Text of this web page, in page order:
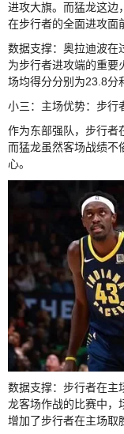
进攻大旗。而猛龙这边
在步行者的全面进攻面
数据支撑：奥拉迪波在
为步行者进攻端的重要
场均得分分别为23.8分
小三：主场优势：步行
作为东部强队，步行者
而猛龙虽然客场战绩不
心。
数据支撑：步行者在主
龙客场作战的比赛中，
增加了步行者在主场取